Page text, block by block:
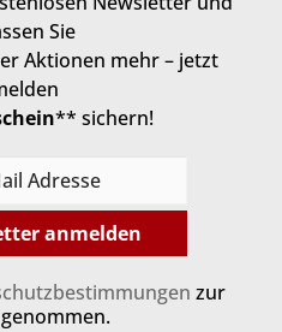
Sie
Aktionen mehr – jetzt
** sichern!
anmelden
zur